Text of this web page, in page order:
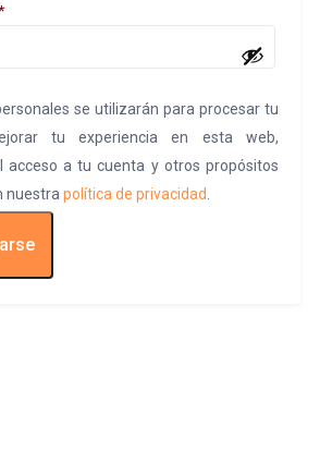
Obligatorio
se utilizarán para procesar tu
tu experiencia en esta web,
acceso a tu cuenta y otros propósitos
nuestrapolítica de privacidad